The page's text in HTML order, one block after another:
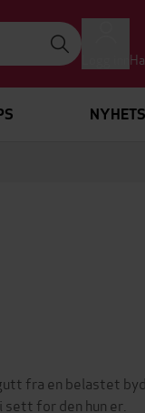
fra en belastet
for den hun er.